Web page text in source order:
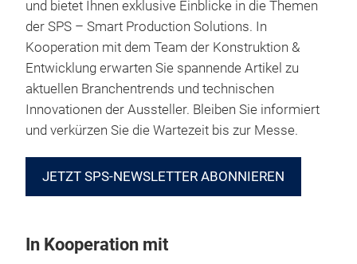
und bietet Ihnen exklusive Einblicke in die Themen
der SPS – Smart Production Solutions. In
Kooperation mit dem Team der Konstruktion &
Entwicklung erwarten Sie spannende Artikel zu
aktuellen Branchentrends und technischen
Innovationen der Aussteller. Bleiben Sie informiert
und verkürzen Sie die Wartezeit bis zur Messe.
JETZT SPS-NEWSLETTER ABONNIEREN
In Kooperation mit